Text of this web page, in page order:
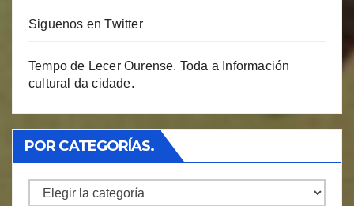
Siguenos en Twitter
Tempo de Lecer Ourense. Toda a Información
cultural da cidade.
POR CATEGORÍAS.
Por